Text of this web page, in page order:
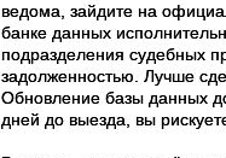
ведома, зайдите на
банке данных
подразделения судебных
задолженностью. Лучше
Обновление базы данных
дней до выезда, вы